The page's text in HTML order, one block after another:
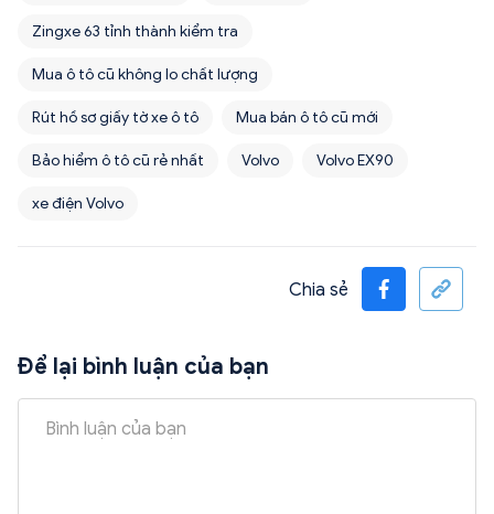
Zingxe 63 tỉnh thành kiểm tra
Mua ô tô cũ không lo chất lượng
Rút hồ sơ giấy tờ xe ô tô Mua bán ô tô cũ mới
Bảo hiểm ô tô cũ rẻ nhất Volvo Volvo EX90
xe điện Volvo
Chia sẻ
Để lại bình luận của bạn